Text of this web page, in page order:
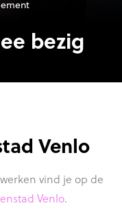
bezig
Venlo
vind je op de
Venlo.